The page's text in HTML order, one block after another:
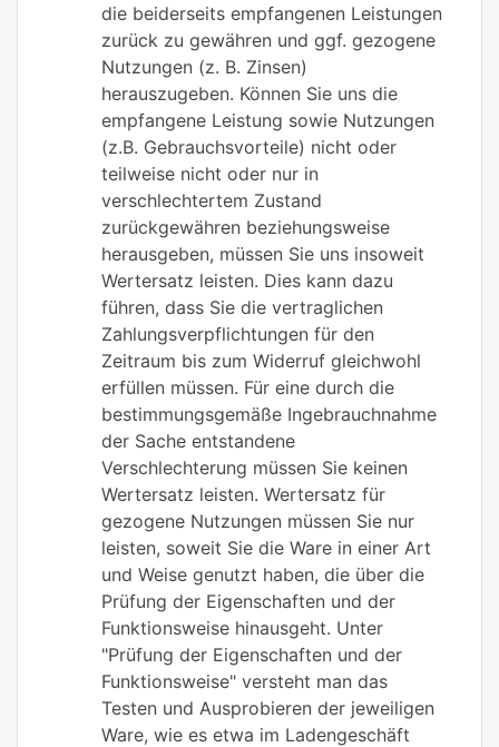
die beiderseits empfangenen Leistungen
zurück zu gewähren und ggf. gezogene
Nutzungen (z. B. Zinsen)
herauszugeben. Können Sie uns die
empfangene Leistung sowie Nutzungen
(z.B. Gebrauchsvorteile) nicht oder
teilweise nicht oder nur in
verschlechtertem Zustand
zurückgewähren beziehungsweise
herausgeben, müssen Sie uns insoweit
Wertersatz leisten. Dies kann dazu
führen, dass Sie die vertraglichen
Zahlungsverpflichtungen für den
Zeitraum bis zum Widerruf gleichwohl
erfüllen müssen. Für eine durch die
bestimmungsgemäße Ingebrauchnahme
der Sache entstandene
Verschlechterung müssen Sie keinen
Wertersatz leisten. Wertersatz für
gezogene Nutzungen müssen Sie nur
leisten, soweit Sie die Ware in einer Art
und Weise genutzt haben, die über die
Prüfung der Eigenschaften und der
Funktionsweise hinausgeht. Unter
"Prüfung der Eigenschaften und der
Funktionsweise" versteht man das
Testen und Ausprobieren der jeweiligen
Ware, wie es etwa im Ladengeschäft